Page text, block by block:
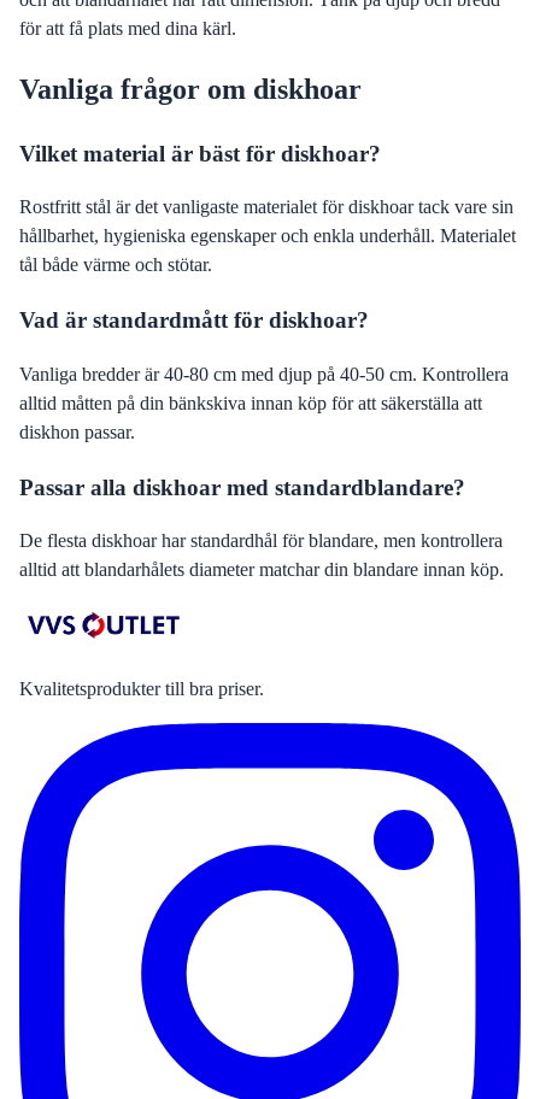
för att få plats med dina kärl.
Vanliga frågor om diskhoar
Vilket material är bäst för diskhoar?
Rostfritt stål är det vanligaste materialet för diskhoar tack vare sin
hållbarhet, hygieniska egenskaper och enkla underhåll. Materialet
tål både värme och stötar.
Vad är standardmått för diskhoar?
Vanliga bredder är 40-80 cm med djup på 40-50 cm. Kontrollera
alltid måtten på din bänkskiva innan köp för att säkerställa att
diskhon passar.
Passar alla diskhoar med standardblandare?
De flesta diskhoar har standardhål för blandare, men kontrollera
alltid att blandarhålets diameter matchar din blandare innan köp.
Kvalitetsprodukter till bra priser.